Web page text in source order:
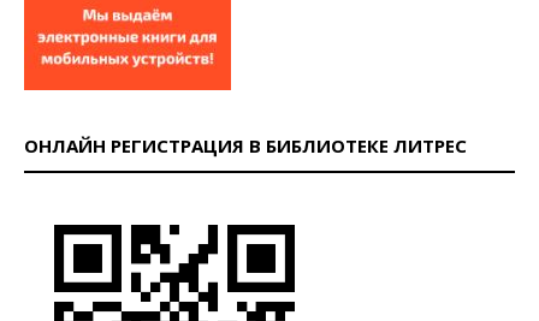
ОНЛАЙН РЕГИСТРАЦИЯ В БИБЛИОТЕКЕ ЛИТРЕС